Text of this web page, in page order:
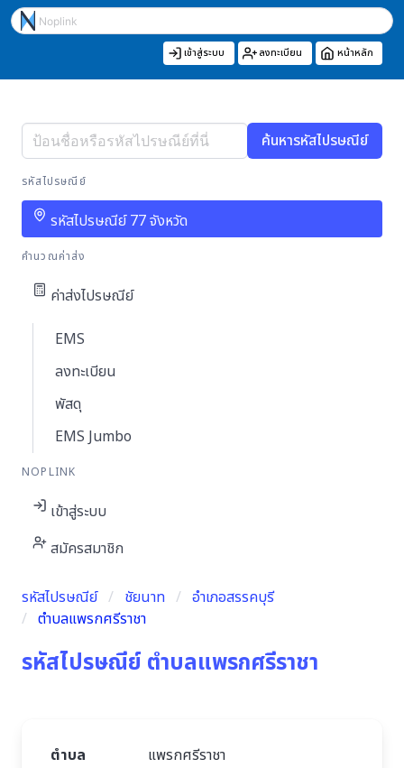
เข้าสู่ระบบ ลงทะเบียน หน้าหลัก
ค้นหารหัสไปรษณีย์
รหัสไปรษณีย์
รหัสไปรษณีย์ 77 จังหวัด
คำนวณค่าส่ง
ค่าส่งไปรษณีย์
EMS
ลงทะเบียน
พัสดุ
EMS Jumbo
NOPLINK
เข้าสู่ระบบ
สมัครสมาชิก
รหัสไปรษณีย์ ชัยนาท
อำเภอสรรคบุรี
ตำบลแพรกศรีราชา
รหัสไปรษณีย์ ตำบลแพรกศรีราชา
ตำบล
แพรกศรีราชา